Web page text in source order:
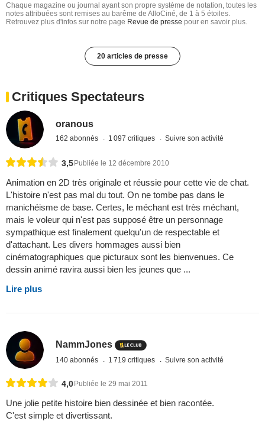
Chaque magazine ou journal ayant son propre système de notation, toutes les
notes attribuées sont remises au barême de AlloCiné, de 1 à 5 étoiles.
Retrouvez plus d'infos sur notre page Revue de presse pour en savoir plus.
20 articles de presse
Critiques Spectateurs
oranous
162 abonnés 1 097 critiques Suivre son activité
3,5 Publiée le 12 décembre 2010
Animation en 2D très originale et réussie pour cette vie de chat.
L'histoire n'est pas mal du tout. On ne tombe pas dans le
manichéisme de base. Certes, le méchant est très méchant,
mais le voleur qui n'est pas supposé être un personnage
sympathique est finalement quelqu'un de respectable et
d'attachant. Les divers hommages aussi bien
cinématographiques que picturaux sont les bienvenues. Ce
dessin animé ravira aussi bien les jeunes que ...
Lire plus
NammJones
140 abonnés 1 719 critiques Suivre son activité
4,0 Publiée le 29 mai 2011
Une jolie petite histoire bien dessinée et bien racontée.
C'est simple et divertissant.